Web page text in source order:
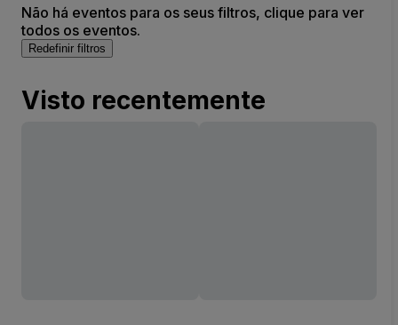
Não há eventos para os seus filtros, clique para ver
todos os eventos.
Redefinir filtros
Visto recentemente